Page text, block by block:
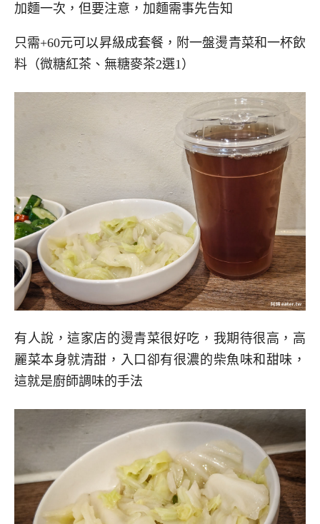
加麵一次，但要注意，加麵需事先告知
只需+60元可以昇級成套餐，附一盤燙青菜和一杯飲
料（微糖紅茶、無糖麥茶2選1）
有人說，這家店的燙青菜很好吃，我期待很高，高
麗菜本身就清甜，入口卻有很濃的柴魚味和甜味，
這就是廚師調味的手法